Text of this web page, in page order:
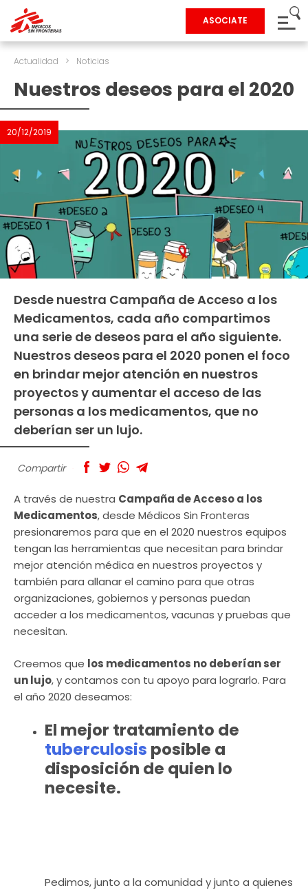
ASOCIATE
Actualidad > Noticias
Nuestros deseos para el 2020
20/12/2019
Desde nuestra Campaña de Acceso a los
Medicamentos, cada año compartimos
una serie de deseos para el año siguiente.
Nuestros deseos para el 2020 ponen el foco
en brindar mejor atención en nuestros
proyectos y aumentar el acceso de las
personas a los medicamentos, que no
deberían ser un lujo.
Compartir
A través de nuestra Campaña de Acceso a los
Medicamentos, desde Médicos Sin Fronteras
presionaremos para que en el 2020 nuestros equipos
tengan las herramientas que necesitan para brindar
mejor atención médica en nuestros proyectos y
también para allanar el camino para que otras
organizaciones, gobiernos y personas puedan
acceder a los medicamentos, vacunas y pruebas que
necesitan.
Creemos que los medicamentos no deberían ser
un lujo, y contamos con tu apoyo para lograrlo. Para
el año 2020 deseamos:
El mejor tratamiento de
tuberculosis posible a
disposición de quien lo
necesite.
Pedimos, junto a la comunidad y junto a quienes